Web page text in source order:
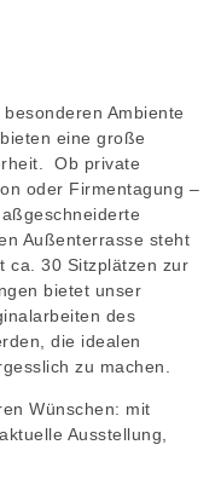
Ambiente
eine große
Ob private
oder Firmentagung –
Außenterrasse steht
ca. 30 Sitzplätzen zur
bietet unser
des
die idealen
zu machen.
Wünschen: mit
Ausstellung,